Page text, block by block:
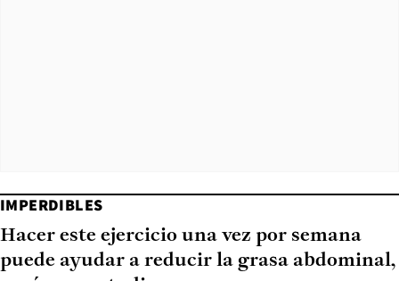
IMPERDIBLES
Hacer este ejercicio una vez por semana
puede ayudar a reducir la grasa abdominal,